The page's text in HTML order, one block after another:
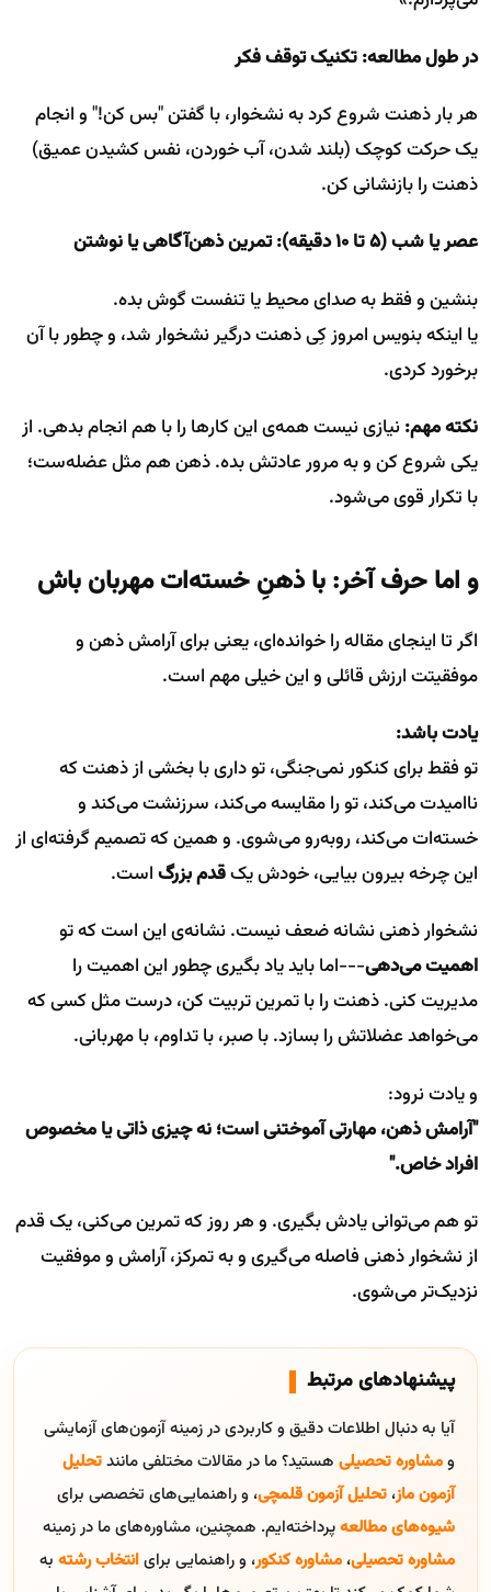
در طول مطالعه: تکنیک توقف فکر
هر بار ذهنت شروع کرد به نشخوار، با گفتن "بس کن!" و انجام
یک حرکت کوچک (بلند شدن، آب خوردن، نفس کشیدن عمیق)
ذهنت را بازنشانی کن.
عصر یا شب (۵ تا ۱۰ دقیقه): تمرین ذهن‌آگاهی یا نوشتن
بنشین و فقط به صدای محیط یا تنفست گوش بده.
یا اینکه بنویس امروز کِی ذهنت درگیر نشخوار شد، و چطور با آن
برخورد کردی.
نکته مهم:نیازی نیست همه‌ی این کارها را با هم انجام بدهی. از
یکی شروع کن و به مرور عادتش بده. ذهن هم مثل عضله‌ست؛
با تکرار قوی می‌شود.
و اما حرف آخر: با ذهنِ خسته‌ات مهربان باش
اگر تا اینجای مقاله را خوانده‌ای، یعنی برای آرامش ذهن و
موفقیتت ارزش قائلی و این خیلی مهم است.
یادت باشد:
تو فقط برای کنکور نمی‌جنگی، تو داری با بخشی از ذهنت که
ناامیدت می‌کند، تو را مقایسه می‌کند، سرزنشت می‌کند و
خسته‌ات می‌کند، روبه‌رو می‌شوی. و همین که تصمیم گرفته‌ای از
این چرخه بیرون بیایی، خودش یکقدم بزرگاست.
نشخوار ذهنی نشانه ضعف نیست. نشانه‌ی این است که تو
اهمیت می‌دهی---اما باید یاد بگیری چطور این اهمیت را
مدیریت کنی. ذهنت را با تمرین تربیت کن، درست مثل کسی که
می‌خواهد عضلاتش را بسازد. با صبر، با تداوم، با مهربانی.
و یادت نرود:
"آرامش ذهن، مهارتی آموختنی است؛ نه چیزی ذاتی یا مخصوص
افراد خاص."
تو هم می‌توانی یادش بگیری. و هر روز که تمرین می‌کنی، یک قدم
از نشخوار ذهنی فاصله می‌گیری و به تمرکز، آرامش و موفقیت
نزدیک‌تر می‌شوی.
پیشنهادهای مرتبط
آیا به دنبال اطلاعات دقیق و کاربردی در زمینه آزمون‌های آزمایشی
ومشاوره تحصیلی هستید؟ ما در مقالات مختلفی مانندتحلیل
آزمون ماز، تحلیل آزمون قلمچی، و راهنمایی‌های تخصصی برای
شیوه‌های مطالعهپرداخته‌ایم. همچنین، مشاوره‌های ما در زمینه
مشاوره تحصیلی، مشاوره کنکور، و راهنمایی برایانتخاب رشته به